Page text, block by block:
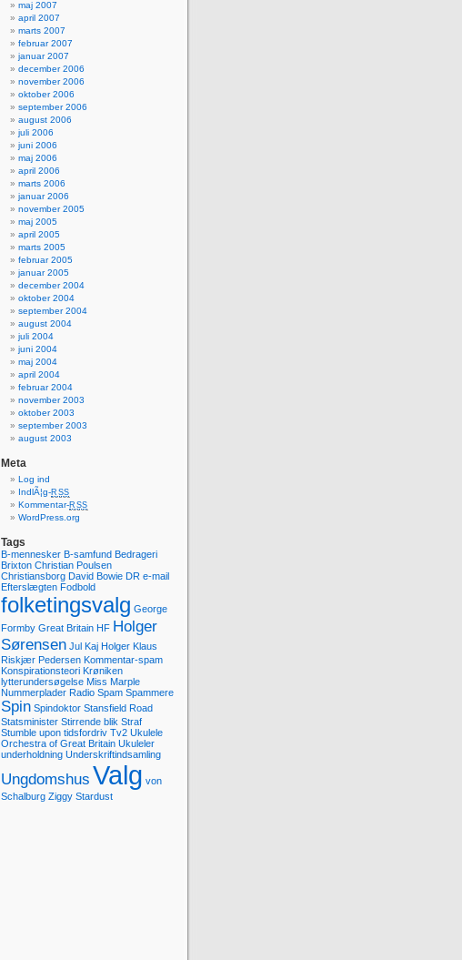
maj 2007
april 2007
marts 2007
februar 2007
januar 2007
december 2006
november 2006
oktober 2006
september 2006
august 2006
juli 2006
juni 2006
maj 2006
april 2006
marts 2006
januar 2006
november 2005
maj 2005
april 2005
marts 2005
februar 2005
januar 2005
december 2004
oktober 2004
september 2004
august 2004
juli 2004
juni 2004
maj 2004
april 2004
februar 2004
november 2003
oktober 2003
september 2003
august 2003
Meta
Log ind
IndlÃ¦g-RSS
Kommentar-RSS
WordPress.org
Tags
B-mennesker B-samfund Bedrageri
Brixton Christian Poulsen
Christiansborg David Bowie DR e-mail
Efterslægten Fodbold
folketingsvalg George
Formby Great Britain HF Holger
Sørensen Jul Kaj Holger Klaus
Riskjær Pedersen Kommentar-spam
Konspirationsteori Krøniken
lytterundersøgelse Miss Marple
Nummerplader Radio Spam Spammere
Spin Spindoktor Stansfield Road
Statsminister Stirrende blik Straf
Stumble upon tidsfordriv Tv2 Ukulele
Orchestra of Great Britain Ukuleler
underholdning Underskriftindsamling
Ungdomshus Valg von
Schalburg Ziggy Stardust